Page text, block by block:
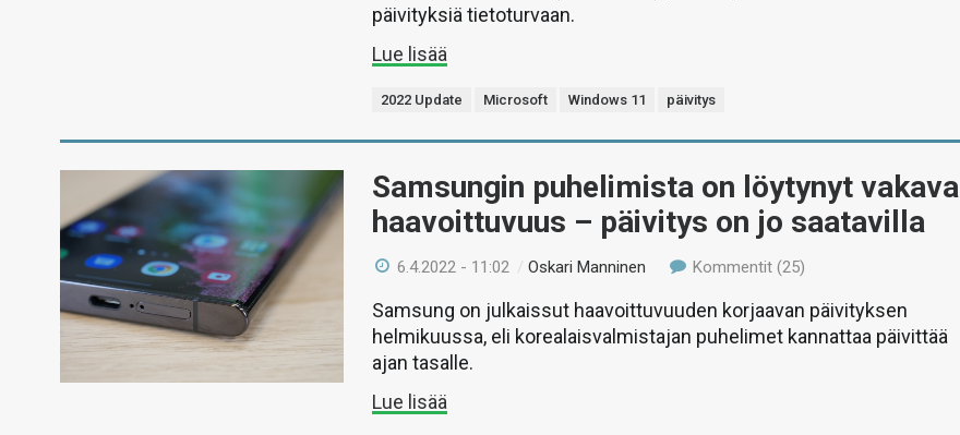
päivityksiä tietoturvaan.
Lue lisää
2022 Update Microsoft Windows 11 päivitys
Samsungin puhelimista on löytynyt vakava
haavoittuvuus – päivitys on jo saatavilla
6.4.2022 - 11:02 /Oskari Manninen Kommentit (25)
Samsung on julkaissut haavoittuvuuden korjaavan päivityksen
helmikuussa, eli korealaisvalmistajan puhelimet kannattaa päivittää
ajan tasalle.
Lue lisää